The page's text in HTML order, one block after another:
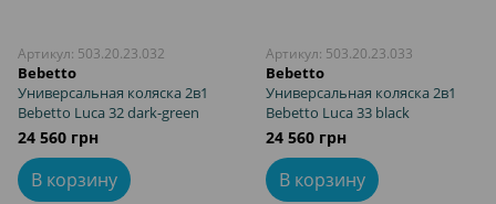
Артикул: 503.20.23.032
Bebetto
Универсальная коляска 2в1
Bebetto Luca 32 dark-green
24 560 грн
В корзину
Артикул: 503.20.23.033
Bebetto
Универсальная коляска 2в1
Bebetto Luca 33 black
24 560 грн
В корзину